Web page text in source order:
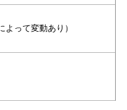
って変動あり）